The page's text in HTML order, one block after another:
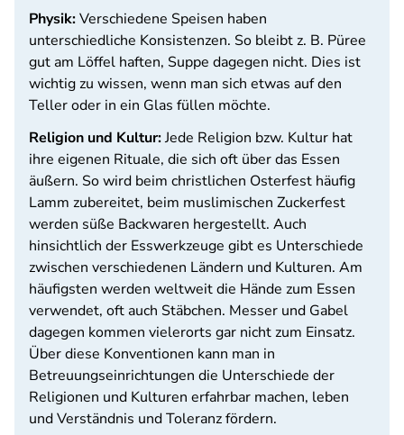
Physik:Verschiedene Speisen haben
unterschiedliche Konsistenzen. So bleibt z. B. Püree
gut am Löffel haften, Suppe dagegen nicht. Dies ist
wichtig zu wissen, wenn man sich etwas auf den
Teller oder in ein Glas füllen möchte.
Religion und Kultur:Jede Religion bzw. Kultur hat
ihre eigenen Rituale, die sich oft über das Essen
äußern. So wird beim christlichen Osterfest häufig
Lamm zubereitet, beim muslimischen Zuckerfest
werden süße Backwaren hergestellt. Auch
hinsichtlich der Esswerkzeuge gibt es Unterschiede
zwischen verschiedenen Ländern und Kulturen. Am
häufigsten werden weltweit die Hände zum Essen
verwendet, oft auch Stäbchen. Messer und Gabel
dagegen kommen vielerorts gar nicht zum Einsatz.
Über diese Konventionen kann man in
Betreuungseinrichtungen die Unterschiede der
Religionen und Kulturen erfahrbar machen, leben
und Verständnis und Toleranz fördern.